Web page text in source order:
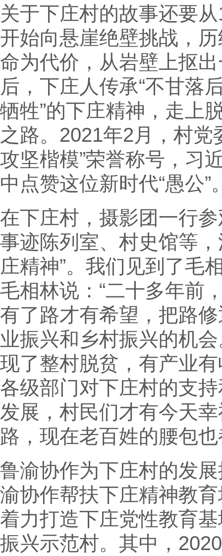
关于下庄村的故事还要
开始向悬崖绝壁挑战，
命为代价，从岩壁上抠
后，下庄人传承“不甘落
牺牲”的下庄精神，走上
之路。2021年2月，村党
攻坚楷模”荣誉称号，习
中点赞这位新时代“愚公”
在下庄村，摄影团一行
事迹陈列室、村史馆等
庄精神”。我们见到了毛
毛相林说：“二十多年前
有了路才有希望，把路
业振兴和乡村振兴的机
现了整村脱贫，有产业
各级部门对下庄村的支
发展，村民们才有今天
路，现在老百姓的腰包
鲁渝协作为下庄村的发
渝协作帮扶下庄精神教
着力打造下庄党性教育
振兴示范村。其中，